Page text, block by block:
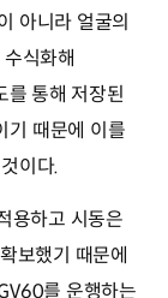
아니라 얼굴의
식화해
를 통해 저장된
기 때문에 이를
이다.
용하고 시동은
보했기 때문에
를 운행하는